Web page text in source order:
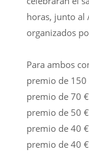
horas, junto al
organizados
Para ambos
premio de
premio de 70
premio de 50
premio de 40
premio de 40